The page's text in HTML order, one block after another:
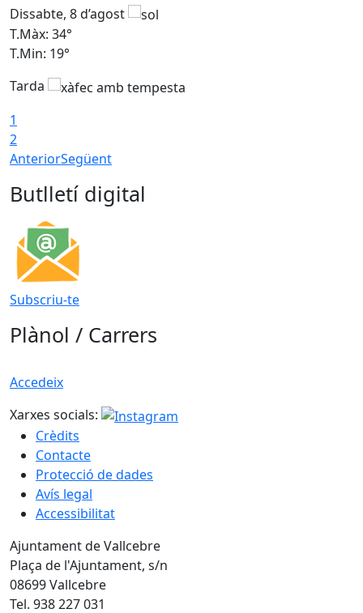
Dissabte, 8 d’agost
T.Màx: 34°
T.Min: 19°
Tarda
1
2
AnteriorSegüent
Butlletí digital
Subscriu-te
Plànol / Carrers
Accedeix
Xarxes socials:
Crèdits
Contacte
Protecció de dades
Avís legal
Accessibilitat
Ajuntament de Vallcebre
Plaça de l'Ajuntament, s/n
08699 Vallcebre
Tel. 938 227 031